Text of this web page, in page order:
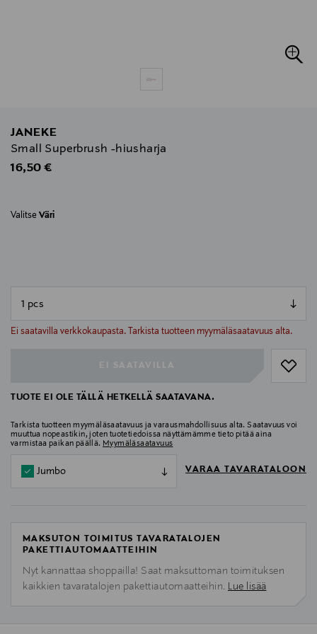
JANEKE
Small Superbrush -hiusharja
Original Price
16,50 €
Valitse Väri
Ei saatavilla verkkokaupasta. Tarkista tuotteen myymäläsaatavuus alta.
null
TUOTE EI OLE TÄLLÄ HETKELLÄ SAATAVANA.
Tarkista tuotteen myymäläsaatavuus ja varausmahdollisuus alta. Saatavuus voi
muuttua nopeastikin, joten tuotetiedoissa näyttämämme tieto pitää aina
varmistaa paikan päällä. Myymäläsaatavuus
Jumbo VARAA TAVARATALOON
MAKSUTON TOIMITUS TAVARATALOJEN
PAKETTIAUTOMAATTEIHIN
Nyt kannattaa shoppailla! Saat maksuttoman toimituksen
kaikkien tavaratalojen pakettiautomaatteihin. Lue lisää